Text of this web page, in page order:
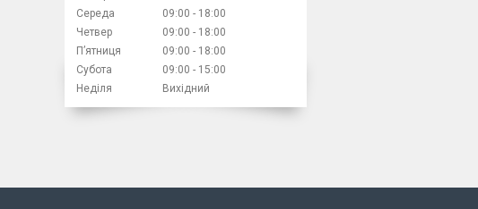
Середа
09:00
18:00
Четвер
09:00
18:00
Пʼятниця
09:00
18:00
Субота
09:00
15:00
Неділя
Вихідний